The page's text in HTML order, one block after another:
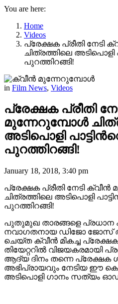
You are here:
Home
Videos
പ്രേക്ഷക പ്രീതി നേടി
ചിത്രത്തിലെ അടിപൊളി
പുറത്തിറങ്ങി!
in Film News, Videos
പ്രേക്ഷക പ്രീതി
മുന്നേറുമ്പോൾ
അടിപൊളി
പുറത്തിറങ്ങി!
January 18, 2018, 3:40 pm
പ്രേക്ഷക പ്രീതി നേടി
ചിത്രത്തിലെ അടിപൊളി
പുറത്തിറങ്ങി!
പുതുമുഖ താരങ്ങളെ പ്രധാന
നവാഗതനായ ഡിജോ ജോസ്
ചെയ്ത ക്വീൻ മികച്ച
തിയേറ്ററിൽ
ആദ്യ ദിനം തന്നെ പ്രേക്ഷക
അഭിപ്രായവും നേടിയ ഈ
അടിപൊളി ഗാനം സത്യം